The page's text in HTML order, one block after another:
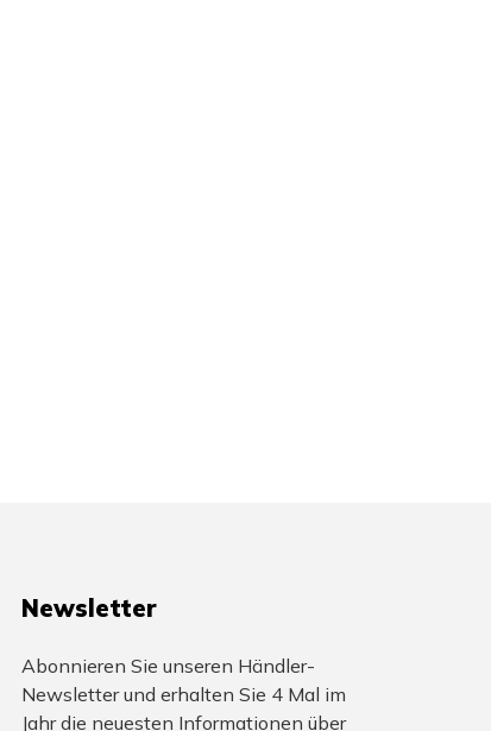
Newsletter
Abonnieren Sie unseren Händler-
Newsletter und erhalten Sie 4 Mal im
Jahr die neuesten Informationen über